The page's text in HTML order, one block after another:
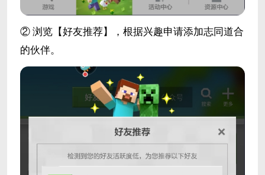
② 浏览【好友推荐】，根据兴趣申请添加志同道合
的伙伴。